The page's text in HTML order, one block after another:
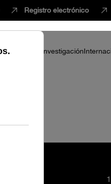
Registro electrónico
Profesorado Investigación